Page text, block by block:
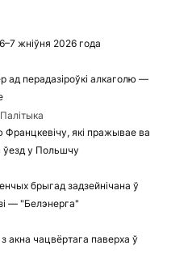
жніўня 2026 года
перадазіроўкі алкаголю —
які пражывае ва
ўезд у Польшчу
брыгад задзейнічана ў
— "Белэнерга"
акна чацвёртага паверха ў